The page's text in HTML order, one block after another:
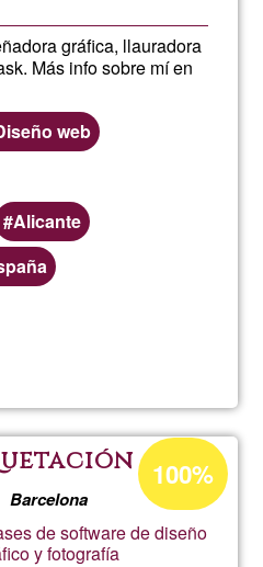
gráfica, llauradora
Más info sobre mí en
web
Alicante
Diseño
gráfico
Barcelona
de software de diseño
y fotografía
Porcentaje
de
aceptación
de
100%